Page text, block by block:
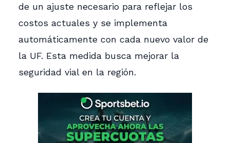
de un ajuste necesario para reflejar los
costos actuales y se implementa
automáticamente con cada nuevo valor de
la UF. Esta medida busca mejorar la
seguridad vial en la región.